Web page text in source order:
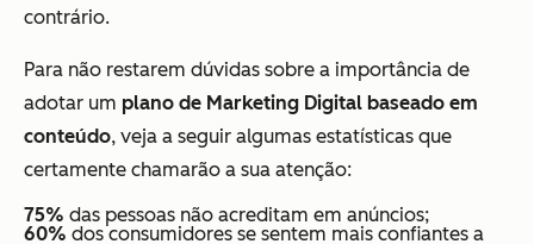
contrário.
Para não restarem dúvidas sobre a importância de
adotar um plano de Marketing Digital baseado em
conteúdo, veja a seguir algumas estatísticas que
certamente chamarão a sua atenção:
75% das pessoas não acreditam em anúncios;
60% dos consumidores se sentem mais confiantes a